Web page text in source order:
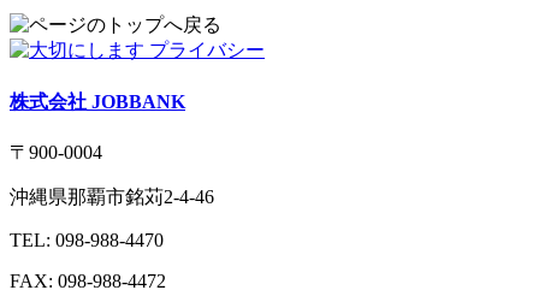
株式会社 JOBBANK
〒900-0004
沖縄県那覇市銘苅2-4-46
TEL: 098-988-4470
FAX: 098-988-4472